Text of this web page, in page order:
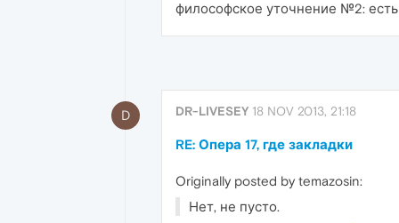
философское уточнение №2:
D DR-LIVESEY 18 NOV 2013, 21:18
RE: Опера 17, где закладки
Originally posted by temazosin:
Нет, не пусто.